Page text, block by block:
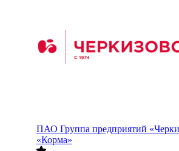
ПАО Группа предприятий
«Корма»